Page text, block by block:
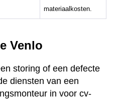
materiaalkosten.
Venlo
storing of een defecte
diensten van een
in voor cv-